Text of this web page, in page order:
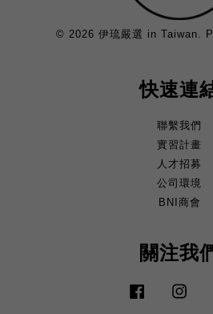
© 2026 伊琉嚴選 in Taiwan.
快速連
聯繫我們
實習計畫
人才招募
公司環境
BNI商會
關注我
Facebook